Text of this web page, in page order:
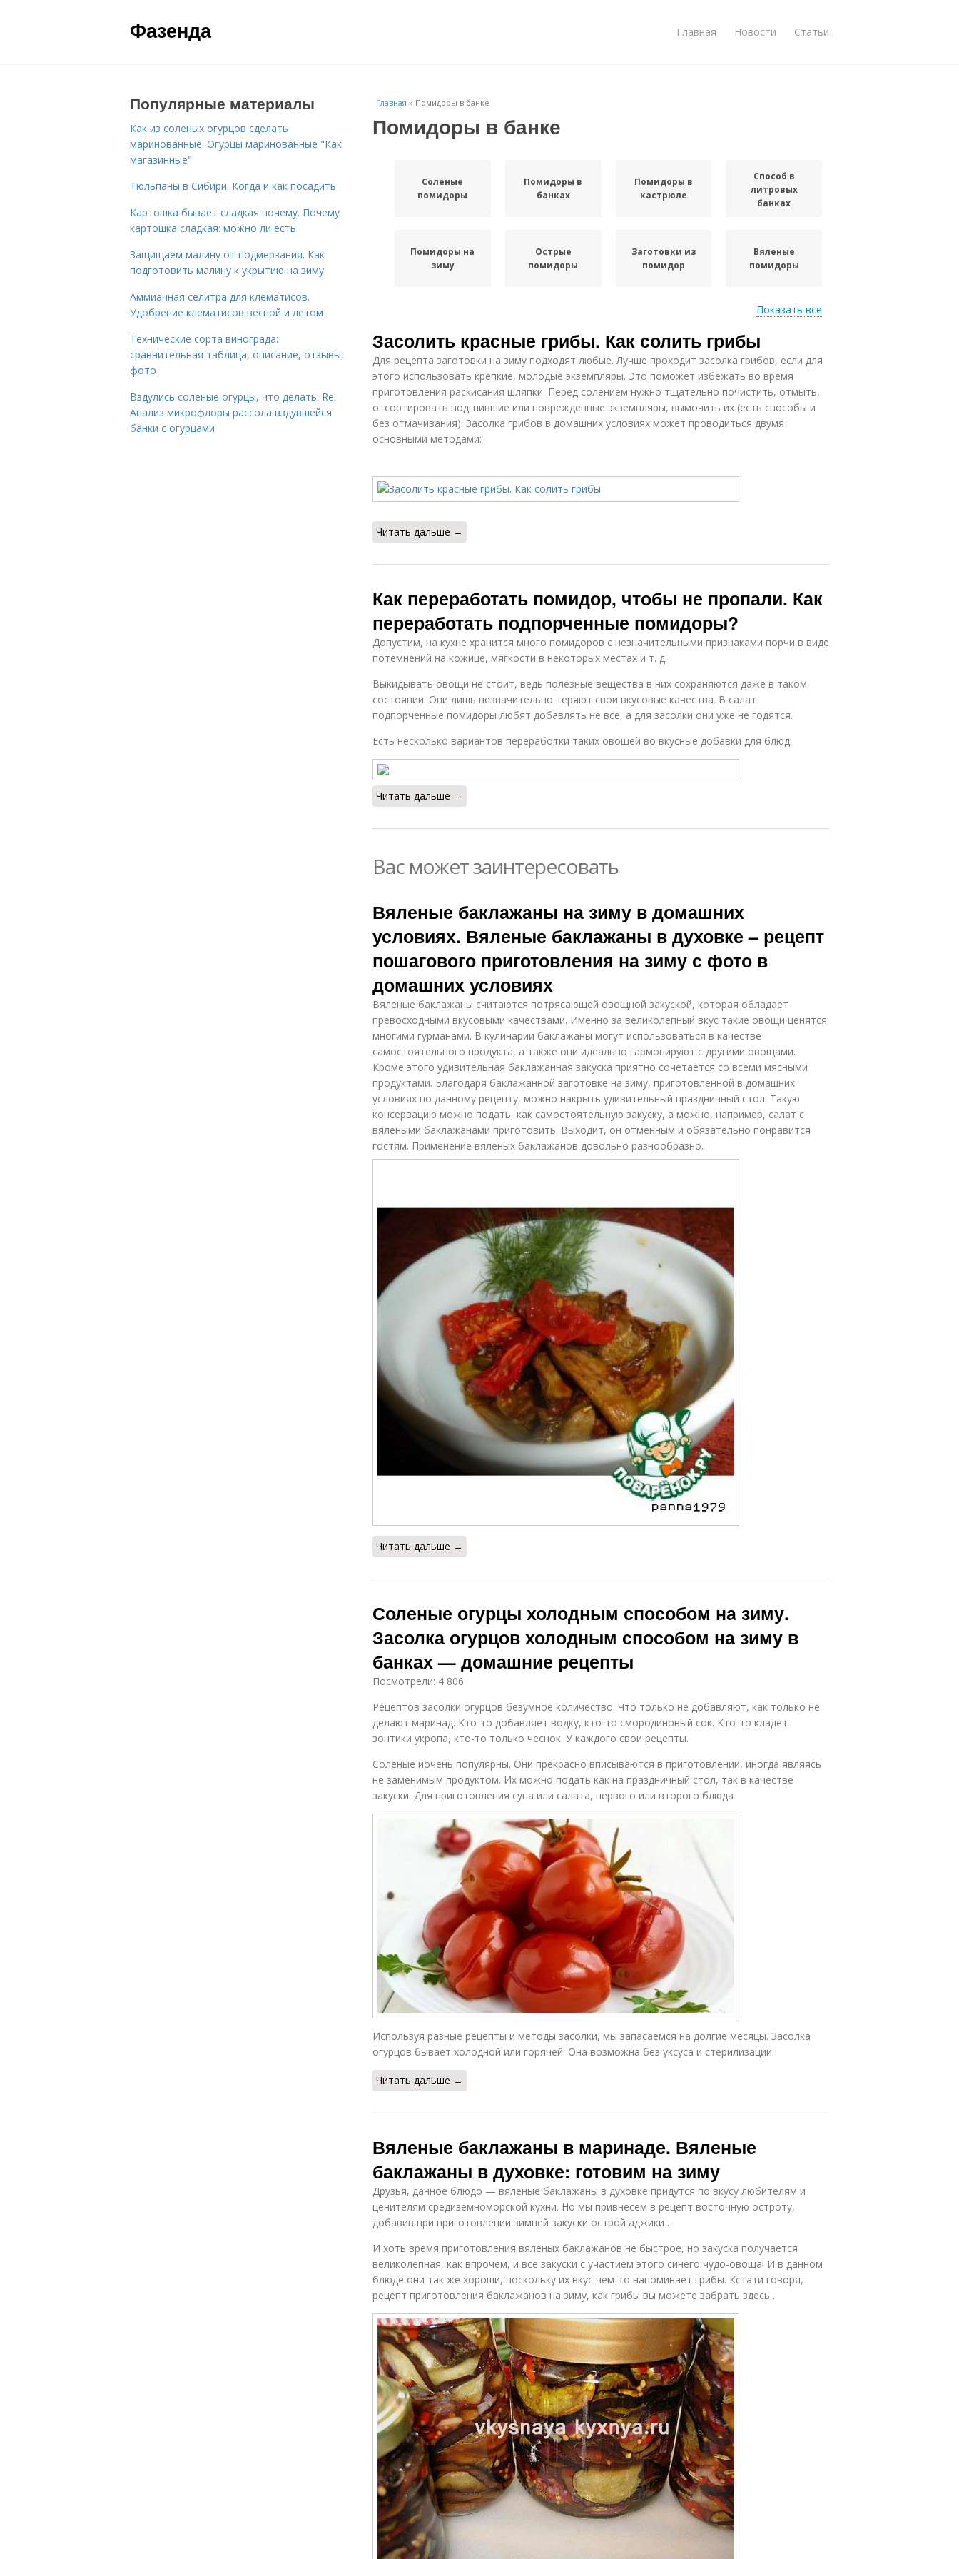
Фазенда Главная Новости Статьи
Главная » Помидоры в банке
Помидоры в банке
Соленые
помидоры
Помидоры в
банках
Помидоры в
кастрюле
Способ в
литровых
банках
Помидоры на
зиму
Острые
помидоры
Заготовки из
помидор
Вяленые
помидоры
помидор
Показать все
Засолить красные грибы. Как солить грибы
Для рецепта заготовки на зиму подходят любые. Лучше проходит засолка грибов, если для
этого использовать крепкие, молодые экземпляры. Это поможет избежать во время
приготовления раскисания шляпки. Перед солением нужно тщательно почистить, отмыть,
отсортировать подгнившие или поврежденные экземпляры, вымочить их (есть способы и
без отмачивания). Засолка грибов в домашних условиях может проводиться двумя
основными методами:
Читать дальше →
Как переработать помидор, чтобы не пропали. Как
переработать подпорченные помидоры?
Допустим, на кухне хранится много помидоров с незначительными признаками порчи в виде
потемнений на кожице, мягкости в некоторых местах и т. д.
Выкидывать овощи не стоит, ведь полезные вещества в них сохраняются даже в таком
состоянии. Они лишь незначительно теряют свои вкусовые качества. В салат
подпорченные помидоры любят добавлять не все, а для засолки они уже не годятся.
Есть несколько вариантов переработки таких овощей во вкусные добавки для блюд:
Читать дальше →
Вас может заинтересовать
Вяленые баклажаны на зиму в домашних
условиях. Вяленые баклажаны в духовке – рецепт
пошагового приготовления на зиму с фото в
домашних условиях
Вяленые баклажаны считаются потрясающей овощной закуской, которая обладает
превосходными вкусовыми качествами. Именно за великолепный вкус такие овощи ценятся
многими гурманами. В кулинарии баклажаны могут использоваться в качестве
самостоятельного продукта, а также они идеально гармонируют с другими овощами.
Кроме этого удивительная баклажанная закуска приятно сочетается со всеми мясными
продуктами. Благодаря баклажанной заготовке на зиму, приготовленной в домашних
условиях по данному рецепту, можно накрыть удивительный праздничный стол. Такую
консервацию можно подать, как самостоятельную закуску, а можно, например, салат с
вялеными баклажанами приготовить. Выходит, он отменным и обязательно понравится
гостям. Применение вяленых баклажанов довольно разнообразно.
Читать дальше →
Соленые огурцы холодным способом на зиму.
Засолка огурцов холодным способом на зиму в
банках — домашние рецепты
Посмотрели: 4 806
Рецептов засолки огурцов безумное количество. Что только не добавляют, как только не
делают маринад. Кто-то добавляет водку, кто-то смородиновый сок. Кто-то кладет
зонтики укропа, кто-то только чеснок. У каждого свои рецепты.
Солёные иочень популярны. Они прекрасно вписываются в приготовлении, иногда являясь
не заменимым продуктом. Их можно подать как на праздничный стол, так в качестве
закуски. Для приготовления супа или салата, первого или второго блюда
Используя разные рецепты и методы засолки, мы запасаемся на долгие месяцы. Засолка
огурцов бывает холодной или горячей. Она возможна без уксуса и стерилизации.
Читать дальше →
Вяленые баклажаны в маринаде. Вяленые
баклажаны в духовке: готовим на зиму
Друзья, данное блюдо — вяленые баклажаны в духовке придутся по вкусу любителям и
ценителям средиземноморской кухни. Но мы привнесем в рецепт восточную остроту,
добавив при приготовлении зимней закуски острой аджики .
И хоть время приготовления вяленых баклажанов не быстрое, но закуска получается
великолепная, как впрочем, и все закуски с участием этого синего чудо-овоща! И в данном
блюде они так же хороши, поскольку их вкус чем-то напоминает грибы. Кстати говоря,
рецепт приготовления баклажанов на зиму, как грибы вы можете забрать здесь .
Популярные материалы
Как из соленых огурцов сделать
маринованные. Огурцы маринованные "Как
магазинные"
Тюльпаны в Сибири. Когда и как посадить
Картошка бывает сладкая почему. Почему
картошка сладкая: можно ли есть
Защищаем малину от подмерзания. Как
подготовить малину к укрытию на зиму
Аммиачная селитра для клематисов.
Удобрение клематисов весной и летом
Технические сорта винограда:
сравнительная таблица, описание, отзывы,
фото
Вздулись соленые огурцы, что делать. Re:
Анализ микрофлоры рассола вздувшейся
банки с огурцами